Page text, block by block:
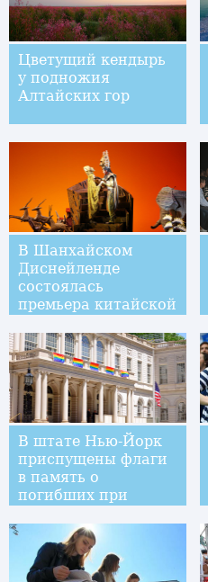
Цветущий кендырь
у подножия
Алтайских гор
В Шанхайском
Диснейленде
состоялась
премьера китайской
"Король Лев"
В штате Нью-Йорк
приспущены флаги
в память о
погибших при